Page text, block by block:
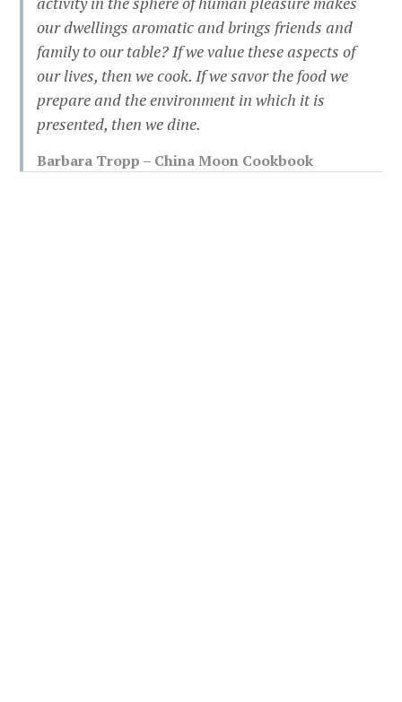
our dwellings aromatic and brings friends and
family to our table? If we value these aspects of
our lives, then we cook. If we savor the food we
prepare and the environment in which it is
presented, then we dine.
Barbara Tropp – China Moon Cookbook